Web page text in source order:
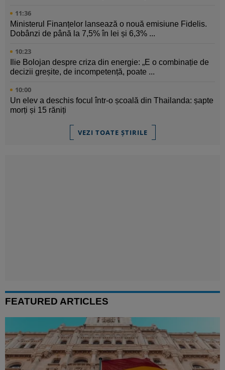
11:36
Ministerul Finanțelor lansează o nouă emisiune Fidelis.
Dobânzi de până la 7,5% în lei și 6,3% ...
10:23
Ilie Bolojan despre criza din energie: „E o combinație de
decizii greșite, de incompetență, poate ...
10:00
Un elev a deschis focul într-o școală din Thailanda: șapte
morți și 15 răniți
VEZI TOATE ȘTIRILE
FEATURED ARTICLES